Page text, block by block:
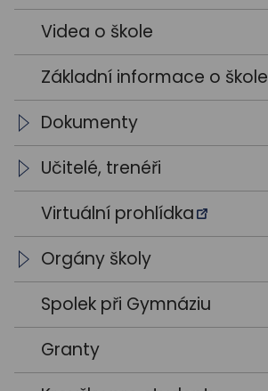
Videa o škole
Základní informace o škole
Dokumenty
Školní vzdělávací programy
Výroční zprávy
Výsledky VŘ
Učitelé, trenéři
Vedení školy
Vyučující
Trenéři
Virtuální prohlídka
Orgány školy
Studentský parlament
Školská rada
Spolek při Gymnáziu
Granty